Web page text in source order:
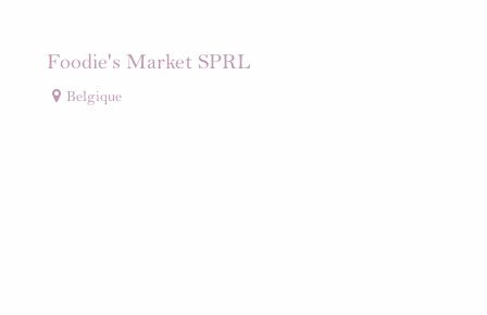
Foodie's Market SPRL
Belgique